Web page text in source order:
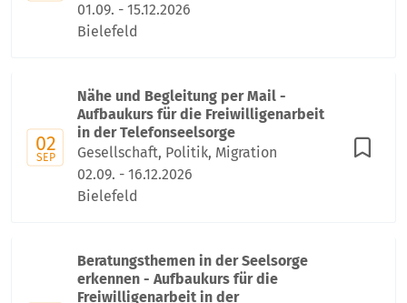
01.09. - 15.12.2026
Bielefeld
02
SEP
Nähe und Begleitung per Mail -
Aufbaukurs für die Freiwilligenarbeit
in der Telefonseelsorge
Gesellschaft, Politik, Migration
02.09. - 16.12.2026
Bielefeld
Beratungsthemen in der Seelsorge
erkennen - Aufbaukurs für die
Freiwilligenarbeit in der